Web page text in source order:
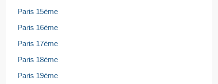
Paris 15ème
Paris 16ème
Paris 17ème
Paris 18ème
Paris 19ème